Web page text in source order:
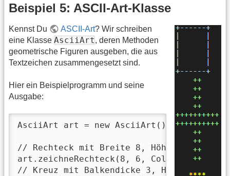
Beispiel 5: ASCII-Art-Klasse
Kennst Du ASCII-Art? Wir schreiben
eine Klasse AsciiArt, deren Methoden
geometrische Figuren ausgeben, die aus
Textzeichen zusammengesetzt sind.
Hier ein Beispielprogramm und seine
Ausgabe:
AsciiArt art = new AsciiArt();
// Rechteck mit Breite 8, Höhe 6
art.zeichneRechteck(8, 6,
// Kreuz mit Balkendicke 3, Höhe 13